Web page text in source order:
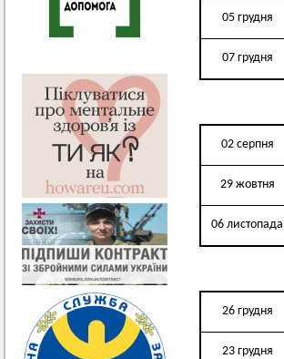
05 грудня
07 грудня
02 серпня
29 жовтня
06 листопада
26 грудня
23 грудня